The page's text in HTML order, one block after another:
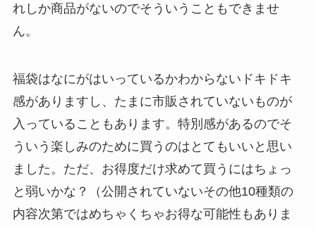
れしか商品がないのでそういうこともできませ
ん。
福袋はなにがはいっているかわからないドキドキ
感がありますし、たまに市販されていないものが
入っていることもあります。特別感があるのでそ
ういう楽しみのために買うのはとてもいいと思い
ました。ただ、お得度だけ求めて買うにはちょっ
と弱いかな？（公開されていないその他10種類の
内容次第ではめちゃくちゃお得な可能性もありま